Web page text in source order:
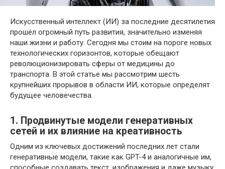
Искусственный интеллект (ИИ) за последние десятилетия
прошёл огромный путь развития, значительно изменяя
наши жизни и работу. Сегодня мы стоим на пороге новых
технологических горизонтов, которые обещают
революционизировать сферы от медицины до
транспорта. В этой статье мы рассмотрим шесть
крупнейших прорывов в области ИИ, которые определят
будущее человечества.
1. Продвинутые модели генеративных
сетей и их влияние на креативность
Одним из ключевых достижений последних лет стали
генеративные модели, такие как GPT-4 и аналогичные им,